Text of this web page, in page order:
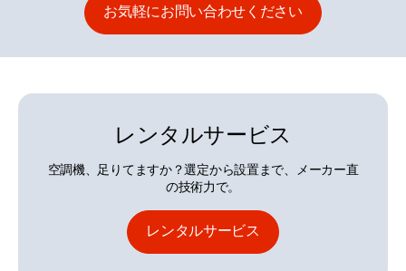
お気軽にお問い合わせください
レンタルサービス
空調機、足りてますか？選定から設置まで、メーカー直
の技術力で。
レンタルサービス